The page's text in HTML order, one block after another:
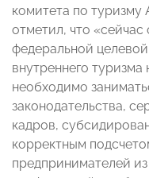
комитета по
отметил, что
федеральной
внутреннего
необходимо
законодательства,
кадров,
корректным
предпринимателей